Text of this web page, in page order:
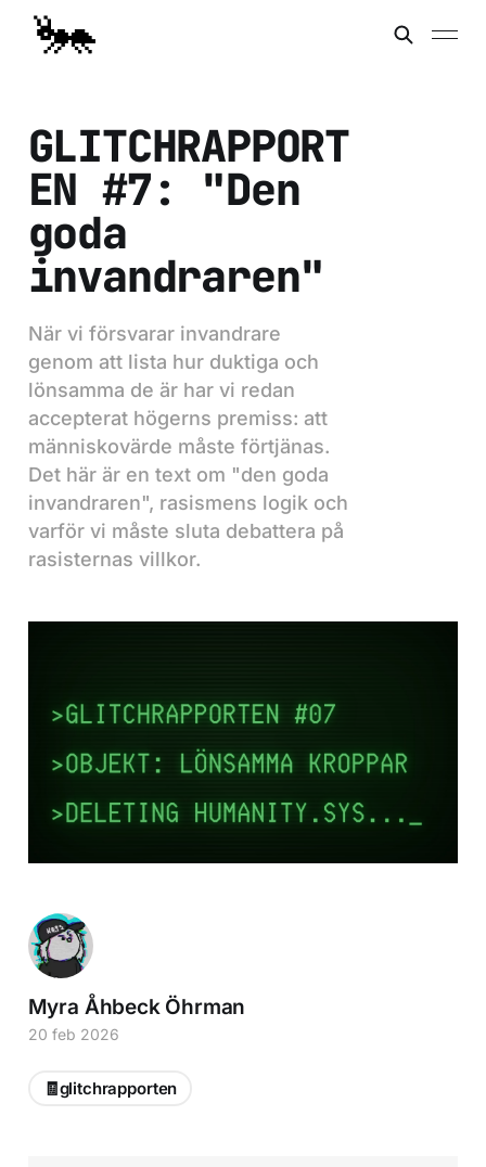
GLITCHRAPPORT
EN #7: "Den
goda
invandraren"
När vi försvarar invandrare
genom att lista hur duktiga och
lönsamma de är har vi redan
accepterat högerns premiss: att
människovärde måste förtjänas.
Det här är en text om "den goda
invandraren", rasismens logik och
varför vi måste sluta debattera på
rasisternas villkor.
Myra Åhbeck Öhrman
20 feb 2026
🧾glitchrapporten